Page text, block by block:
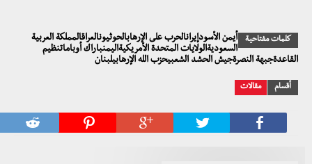
كلمات مفتاحية
أيمن الأسودإيرانالحرب على الإرهابالحوثيونالعراقالمملكة العربية
السعوديةالولايات المتحدة الأمريكيةاليمنباراك أوباماتنظيم
القاعدةجبهة النصرةجيش الحشد الشعبيحزب الله الإرهابيلبنان
أقسام مقالات